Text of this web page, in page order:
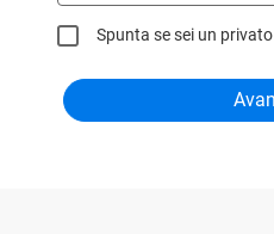
Spunta se sei un privato